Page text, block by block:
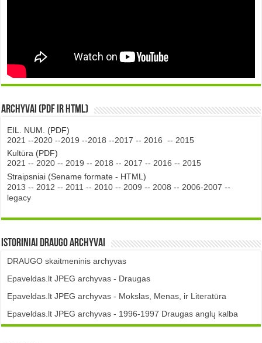
Archyvai (PDF ir HTML)
EIL. NUM. (PDF)
2021 --2020 --2019 --2018 --2017 -- 2016 -- 2015
Kultūra (PDF)
2021 -- 2020 -- 2019 -- 2018 -- 2017 -- 2016 -- 2015
Straipsniai (Sename formate - HTML)
2013 -- 2012 -- 2011 -- 2010 -- 2009 -- 2008 -- 2006-2007 --
legacy
Istoriniai DRAUGO Archyvai
DRAUGO skaitmeninis archyvas
Epaveldas.lt JPEG archyvas - Draugas
Epaveldas.lt JPEG archyvas - Mokslas, Menas, ir Literatūra
Epaveldas.lt JPEG archyvas - 1996-1997 Draugas anglų kalba